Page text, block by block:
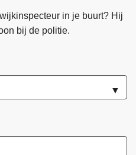
in je buurt? Hij
bij de politie.
▼